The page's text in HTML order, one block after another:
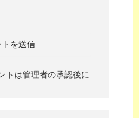
トは管理者の承認後に